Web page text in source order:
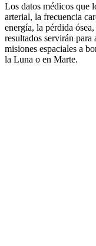
Los datos médicos que
arterial, la frecuencia
energía, la pérdida
resultados servirán para
misiones espaciales a
la Luna o en Marte.